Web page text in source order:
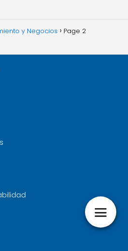
y Negocios Page 2